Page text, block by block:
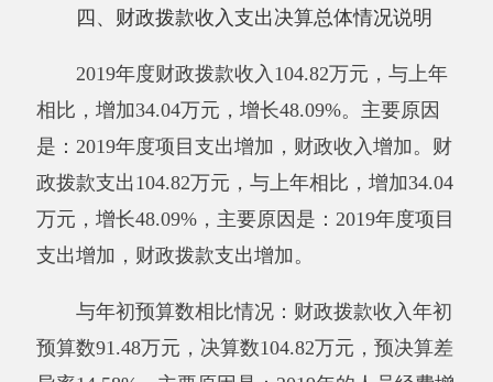
政支出增加。。
五、一般公共预算财政拨款支出决算情况说
明
2019年度一般公共预算财政拨款支出104.82
万元。按功能分类科目项级科目公开，其中：
出7.29万元；
2100199 其他卫生健康管理事务支出0.52万